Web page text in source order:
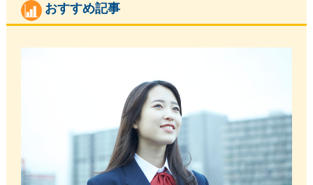
おすすめ記事